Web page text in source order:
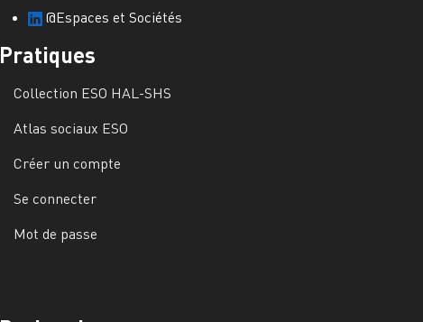
@Espaces et Sociétés
Pratiques
Collection ESO HAL-SHS
Atlas sociaux ESO
Créer un compte
Se connecter
Mot de passe